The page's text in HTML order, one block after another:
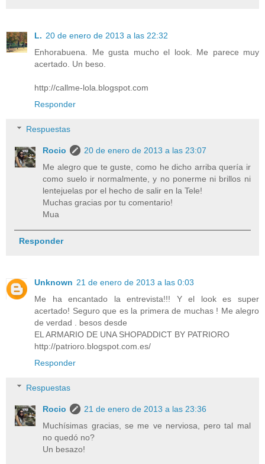
L. 20 de enero de 2013 a las 22:32
Enhorabuena. Me gusta mucho el look. Me parece muy
acertado. Un beso.
http://callme-lola.blogspot.com
Responder
Respuestas
Rocio
20 de enero de 2013 a las 23:07
Me alegro que te guste, como he dicho arriba quería ir
como suelo ir normalmente, y no ponerme ni brillos ni
lentejuelas por el hecho de salir en la Tele!
Muchas gracias por tu comentario!
Mua
Responder
Unknown 21 de enero de 2013 a las 0:03
Me ha encantado la entrevista!!! Y el look es super
acertado! Seguro que es la primera de muchas ! Me alegro
de verdad . besos desde
EL ARMARIO DE UNA SHOPADDICT BY PATRIORO
http://patrioro.blogspot.com.es/
Responder
Respuestas
Rocio
21 de enero de 2013 a las 23:36
Muchísimas gracias, se me ve nerviosa, pero tal mal
no quedó no?
Un besazo!